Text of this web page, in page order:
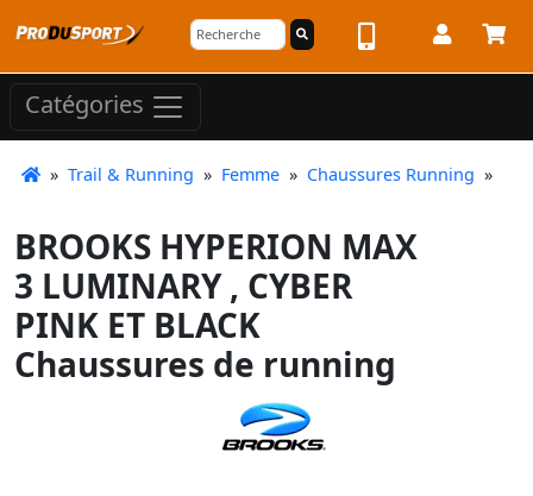
Catégories
» Trail & Running » Femme » Chaussures Running »
BROOKS HYPERION MAX
3 LUMINARY , CYBER
PINK ET BLACK
Chaussures de running